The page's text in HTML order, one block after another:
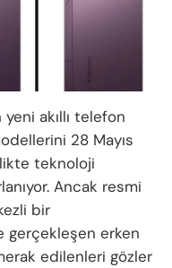
akıllı telefon
28 Mayıs
teknoloji
Ancak resmi
bir
gerçekleşen erken
edilenleri gözler